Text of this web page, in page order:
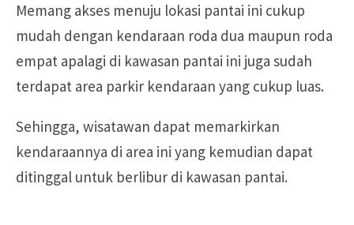
Memang akses menuju lokasi pantai ini cukup
mudah dengan kendaraan roda dua maupun roda
empat apalagi di kawasan pantai ini juga sudah
terdapat area parkir kendaraan yang cukup luas.
Sehingga, wisatawan dapat memarkirkan
kendaraannya di area ini yang kemudian dapat
ditinggal untuk berlibur di kawasan pantai.